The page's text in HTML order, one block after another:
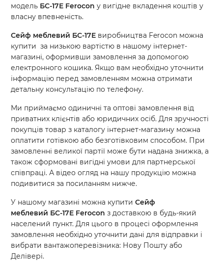
модель БС-17Е Ferocon у вигідне вкладення коштів у
власну впевненість.
Сейф меблевий БС-17Е виробництва Ferocon можна
купити за низькою вартістю в нашому інтернет-
магазині, оформивши замовлення за допомогою
електронного кошика. Якщо вам необхідно уточнити
інформацію перед замовленням можна отримати
детальну консультацію по телефону.
Ми приймаємо одиничні та оптові замовлення від
приватних клієнтів або юридичних осіб. Для зручності
покупців товар з каталогу інтернет-магазину можна
оплатити готівкою або безготівковим способом. При
замовленні великої партії може бути надана знижка, а
також сформовані вигідні умови для партнерської
співпраці. А відео огляд на нашу продукцію можна
подивитися за посиланням нижче.
У нашому магазині можна купити Сейф
меблевий БС-17Е Ferocon з доставкою в будь-який
населений пункт. Для цього в процесі оформлення
замовлення необхідно уточнити дані для відправки і
вибрати вантажоперевізника: Нову Пошту або
Делівері.